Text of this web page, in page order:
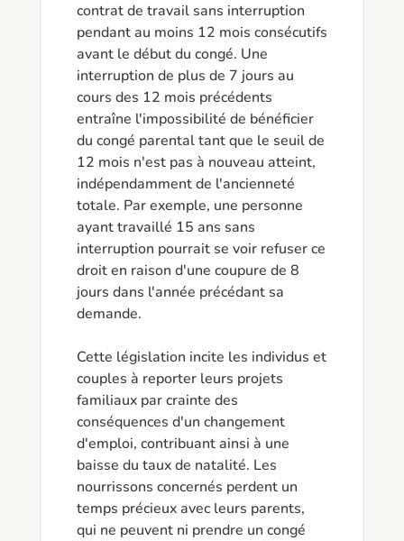
contrat de travail sans interruption
pendant au moins 12 mois consécutifs
avant le début du congé. Une
interruption de plus de 7 jours au
cours des 12 mois précédents
entraîne l'impossibilité de bénéficier
du congé parental tant que le seuil de
12 mois n'est pas à nouveau atteint,
indépendamment de l'ancienneté
totale. Par exemple, une personne
ayant travaillé 15 ans sans
interruption pourrait se voir refuser ce
droit en raison d'une coupure de 8
jours dans l'année précédant sa
demande.
Cette législation incite les individus et
couples à reporter leurs projets
familiaux par crainte des
conséquences d'un changement
d'emploi, contribuant ainsi à une
baisse du taux de natalité. Les
nourrissons concernés perdent un
temps précieux avec leurs parents,
qui ne peuvent ni prendre un congé